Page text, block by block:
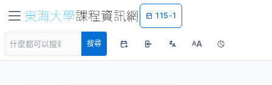
115-1
搜尋 AA